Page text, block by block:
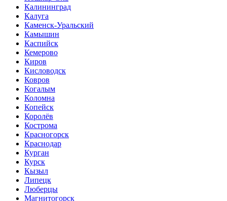
Калининград
Калуга
Каменск-Уральский
Камышин
Каспийск
Кемерово
Киров
Кисловодск
Ковров
Когалым
Коломна
Копейск
Королёв
Кострома
Красногорск
Краснодар
Курган
Курск
Кызыл
Липецк
Люберцы
Магнитогорск